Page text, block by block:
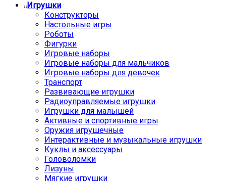
Игрушки
Конструкторы
Настольные игры
Роботы
Фигурки
Игровые наборы
Игровые наборы для мальчиков
Игровые наборы для девочек
Транспорт
Развивающие игрушки
Радиоуправляемые игрушки
Игрушки для малышей
Активные и спортивные игры
Оружия игрушечные
Интерактивные и музыкальные игрушки
Куклы и аксессуары
Головоломки
Лизуны
Мягкие игрушки